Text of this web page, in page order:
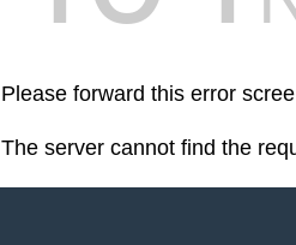
Please forward this error
The server cannot find the